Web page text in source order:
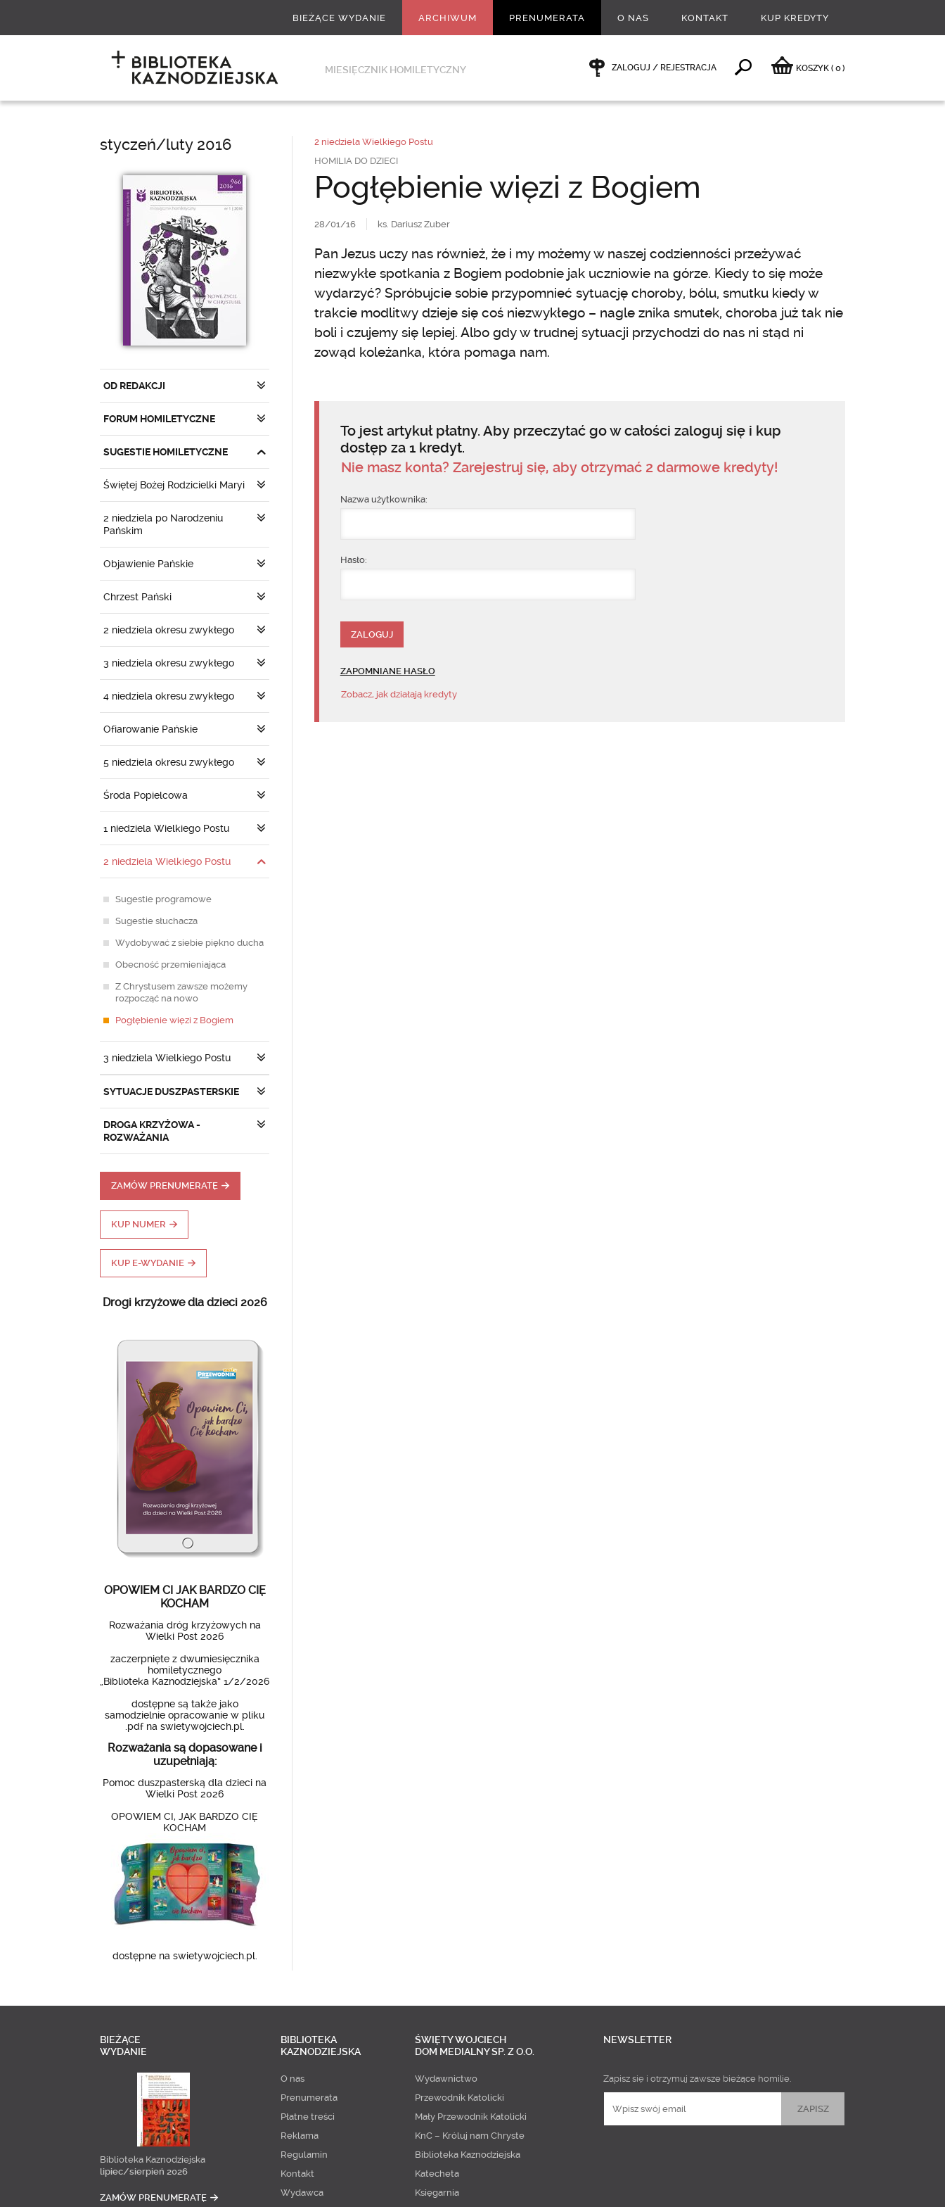
BIEŻĄCE WYDANIE ARCHIWUM PRENUMERATA O NAS KONTAKT KUP KREDYTY
MIESIĘCZNIK HOMILETYCZNY ZALOGUJ / REJESTRACJA KOSZYK ( 0)
styczeń/luty 2016
OD REDAKCJI
FORUM HOMILETYCZNE
SUGESTIE HOMILETYCZNE
Świętej Bożej Rodzicielki Maryi
2 niedziela po Narodzeniu
Pańskim
Objawienie Pańskie
Chrzest Pański
2 niedziela okresu zwykłego
3 niedziela okresu zwykłego
4 niedziela okresu zwykłego
Ofiarowanie Pańskie
5 niedziela okresu zwykłego
Środa Popielcowa
1 niedziela Wielkiego Postu
2 niedziela Wielkiego Postu
Sugestie programowe
Sugestie słuchacza
Wydobywać z siebie piękno ducha
Obecność przemieniająca
Z Chrystusem zawsze możemy
rozpocząć na nowo
Pogłębienie więzi z Bogiem
3 niedziela Wielkiego Postu
SYTUACJE DUSZPASTERSKIE
DROGA KRZYŻOWA -
ROZWAŻANIA
ZAMÓW PRENUMERATĘ
KUP NUMER
KUP E-WYDANIE
Drogi krzyżowe dla dzieci 2026
OPOWIEM CI JAK BARDZO CIĘ
KOCHAM
Rozważania dróg krzyżowych na
Wielki Post 2026
zaczerpnięte z dwumiesięcznika
homiletycznego
„Biblioteka Kaznodziejska” 1/2/2026
dostępne są także jako
samodzielnie opracowanie w pliku
.pdf na swietywojciech.pl.
Rozważania są dopasowane i
uzupełniają:
Pomoc duszpasterską dla dzieci na
Wielki Post 2026
OPOWIEM CI, JAK BARDZO CIĘ
KOCHAM
dostępne na swietywojciech.pl.
2 niedziela Wielkiego Postu
HOMILIA DO DZIECI
Pogłębienie więzi z Bogiem
28/01/16 ks. Dariusz Zuber
Pan Jezus uczy nas również, że i my możemy w naszej codzienności przeżywać
niezwykłe spotkania z Bogiem podobnie jak uczniowie na górze. Kiedy to się może
wydarzyć? Spróbujcie sobie przypomnieć sytuację choroby, bólu, smutku kiedy w
trakcie modlitwy dzieje się coś niezwykłego – nagle znika smutek, choroba już tak nie
boli i czujemy się lepiej. Albo gdy w trudnej sytuacji przychodzi do nas ni stąd ni
zowąd koleżanka, która pomaga nam.
To jest artykuł płatny. Aby przeczytać go w całości zaloguj się i kup
dostęp za 1 kredyt.
Nie masz konta? Zarejestruj się, aby otrzymać 2 darmowe kredyty!
Nazwa użytkownika:
Hasło:
ZAPOMNIANE HASŁO
Zobacz, jak działają kredyty
BIEŻĄCE
WYDANIE
Biblioteka Kaznodziejska
lipiec/sierpień 2026
ZAMÓW PRENUMERATĘ
BIBLIOTEKA
KAZNODZIEJSKA
O nas
Prenumerata
Płatne treści
Reklama
Regulamin
Kontakt
Wydawca
ŚWIĘTY WOJCIECH
DOM MEDIALNY SP. Z O.O.
Wydawnictwo
Przewodnik Katolicki
Mały Przewodnik Katolicki
KnC – Króluj nam Chryste
Biblioteka Kaznodziejska
Katecheta
Księgarnia
NEWSLETTER
Zapisz się i otrzymuj zawsze bieżące homilie.